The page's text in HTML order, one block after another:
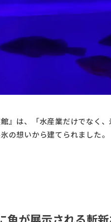
館』は、「水産業だけでなく
の想いから建てられました。